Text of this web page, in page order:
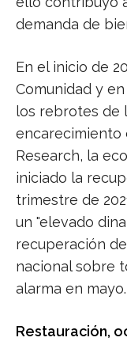
demanda de
En el inicio de
Comunidad y
los rebrotes de
encarecimiento
Research, la
iniciado la
trimestre de
un "elevado
recuperación
nacional sobre
alarma en mayo.
Restauración,